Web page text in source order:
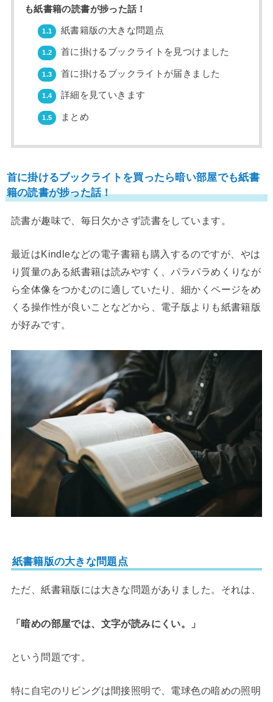
も紙書籍の読書が捗った話！
1.1 紙書籍版の大きな問題点
1.2 首に掛けるブックライトを見つけました
1.3 首に掛けるブックライトが届きました
1.4 詳細を見ていきます
1.5 まとめ
首に掛けるブックライトを買ったら暗い部屋でも紙書
籍の読書が捗った話！
読書が趣味で、毎日欠かさず読書をしています。
最近はKindleなどの電子書籍も購入するのですが、やは
り質量のある紙書籍は読みやすく、パラパラめくりなが
ら全体像をつかむのに適していたり、細かくページをめ
くる操作性が良いことなどから、電子版よりも紙書籍版
が好みです。
紙書籍版の大きな問題点
ただ、紙書籍版には大きな問題がありました。それは、
「暗めの部屋では、文字が読みにくい。」
という問題です。
特に自宅のリビングは間接照明で、電球色の暗めの照明